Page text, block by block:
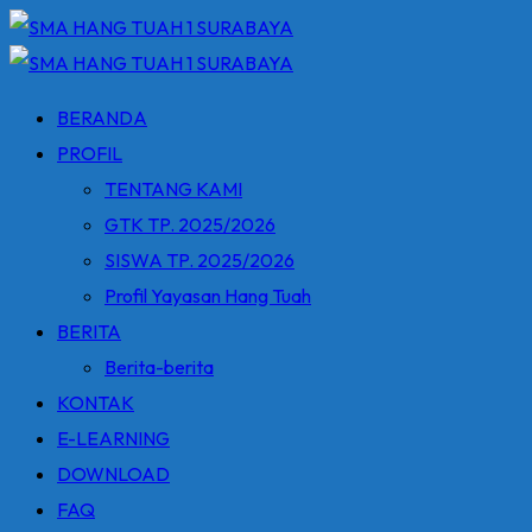
Skip
to
BERANDA
PROFIL
TENTANG KAMI
GTK TP. 2025/2026
SISWA TP. 2025/2026
Profil Yayasan Hang Tuah
BERITA
Berita-berita
KONTAK
E-LEARNING
DOWNLOAD
FAQ